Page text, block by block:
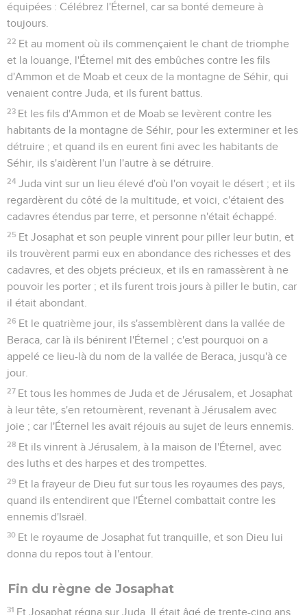
équipées : Célébrez l'Éternel, car sa bonté demeure à
toujours.
22 Et au moment où ils commençaient le chant de triomphe
et la louange, l'Éternel mit des embûches contre les fils
d'Ammon et de Moab et ceux de la montagne de Séhir, qui
venaient contre Juda, et ils furent battus.
23 Et les fils d'Ammon et de Moab se levèrent contre les
habitants de la montagne de Séhir, pour les exterminer et les
détruire ; et quand ils en eurent fini avec les habitants de
Séhir, ils s'aidèrent l'un l'autre à se détruire.
24 Juda vint sur un lieu élevé d'où l'on voyait le désert ; et ils
regardèrent du côté de la multitude, et voici, c'étaient des
cadavres étendus par terre, et personne n'était échappé.
25 Et Josaphat et son peuple vinrent pour piller leur butin, et
ils trouvèrent parmi eux en abondance des richesses et des
cadavres, et des objets précieux, et ils en ramassèrent à ne
pouvoir les porter ; et ils furent trois jours à piller le butin, car
il était abondant.
26 Et le quatrième jour, ils s'assemblèrent dans la vallée de
Beraca, car là ils bénirent l'Éternel ; c'est pourquoi on a
appelé ce lieu-là du nom de la vallée de Beraca, jusqu'à ce
jour.
27 Et tous les hommes de Juda et de Jérusalem, et Josaphat
à leur tête, s'en retournèrent, revenant à Jérusalem avec
joie ; car l'Éternel les avait réjouis au sujet de leurs ennemis.
28 Et ils vinrent à Jérusalem, à la maison de l'Éternel, avec
des luths et des harpes et des trompettes.
29 Et la frayeur de Dieu fut sur tous les royaumes des pays,
quand ils entendirent que l'Éternel combattait contre les
ennemis d'Israël.
30 Et le royaume de Josaphat fut tranquille, et son Dieu lui
donna du repos tout à l'entour.
Fin du règne de Josaphat
31 Et Josaphat régna sur Juda. Il était âgé de trente-cinq ans